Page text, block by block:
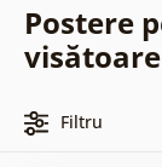
Postere
visătoare
Filtru